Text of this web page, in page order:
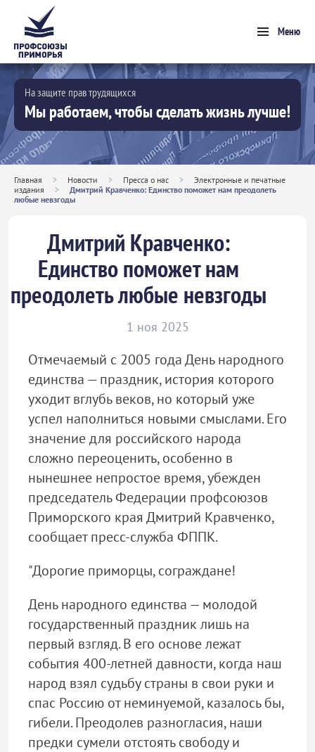
Меню
На защите прав трудящихся
Мы работаем, чтобы сделать жизнь лучше!
Главная > Новости > Пресса о нас >
Электронные и печатные
издания
>
Дмитрий Кравченко: Единство поможет нам преодолеть
любые невзгоды
Дмитрий Кравченко:
Единство поможет нам
преодолеть любые невзгоды
1 ноя 2025
Отмечаемый с 2005 года День народного
единства — праздник, история которого
уходит вглубь веков, но который уже
успел наполниться новыми смыслами. Его
значение для российского народа
сложно переоценить, особенно в
нынешнее непростое время, убежден
председатель Федерации профсоюзов
Приморского края Дмитрий Кравченко,
сообщает пресс-служба ФППК.
"Дорогие приморцы, сограждане!
День народного единства — молодой
государственный праздник лишь на
первый взгляд. В его основе лежат
события 400-летней давности, когда наш
народ взял судьбу страны в свои руки и
спас Россию от неминуемой, казалось бы,
гибели. Преодолев разногласия, наши
предки сумели отстоять свободу и